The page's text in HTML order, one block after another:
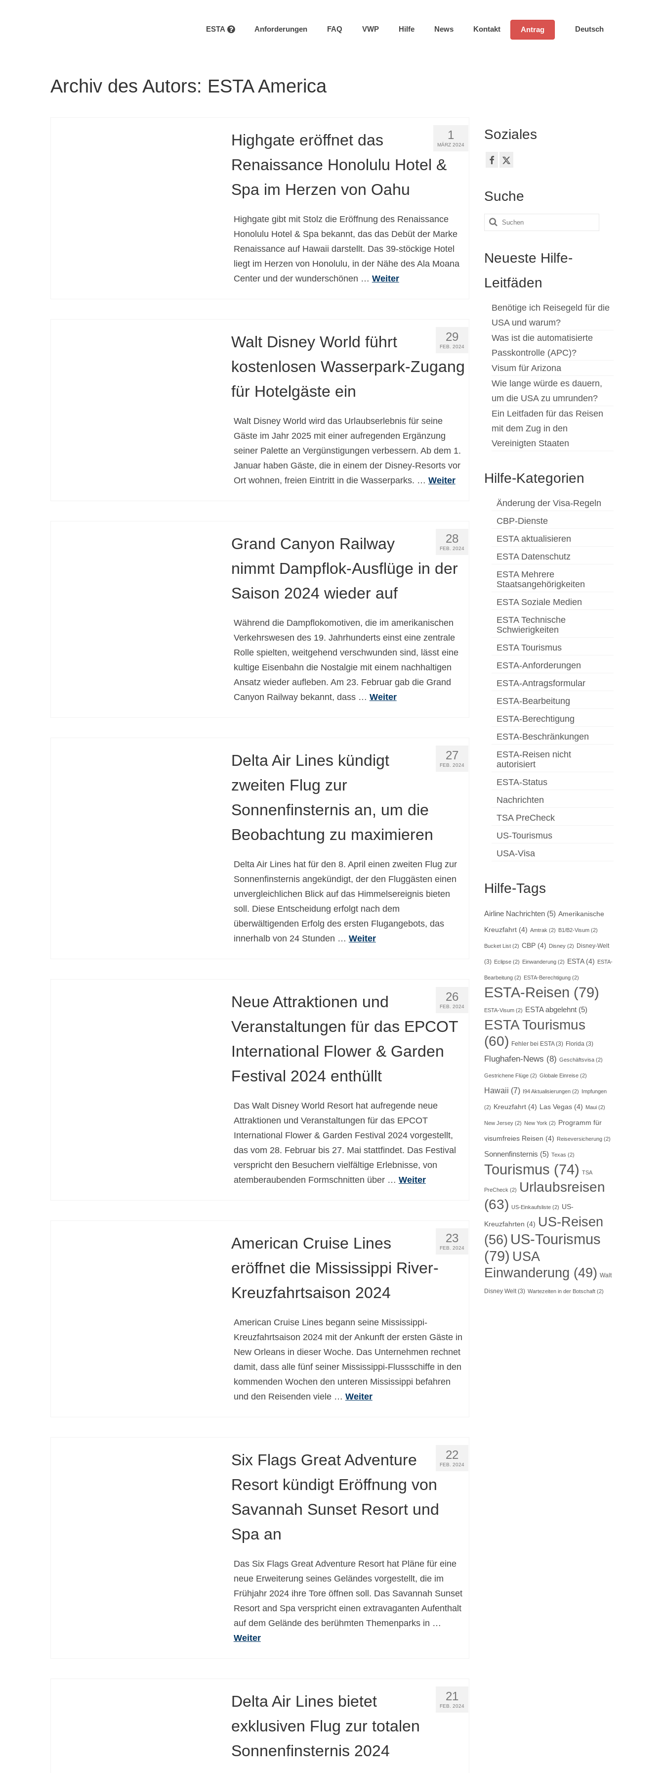
ESTA Anforderungen FAQ VWP Hilfe News Kontakt Antrag Deutsch
Archiv des Autors: ESTA America
1
MÄRZ 2024
Highgate eröffnet das
Renaissance Honolulu Hotel &
Spa im Herzen von Oahu
Highgate gibt mit Stolz die Eröffnung des Renaissance
Honolulu Hotel & Spa bekannt, das das Debüt der Marke
Renaissance auf Hawaii darstellt. Das 39-stöckige Hotel
liegt im Herzen von Honolulu, in der Nähe des Ala Moana
Center und der wunderschönen … Weiter
29
FEB. 2024
Walt Disney World führt
kostenlosen Wasserpark-Zugang
für Hotelgäste ein
Walt Disney World wird das Urlaubserlebnis für seine
Gäste im Jahr 2025 mit einer aufregenden Ergänzung
seiner Palette an Vergünstigungen verbessern. Ab dem 1.
Januar haben Gäste, die in einem der Disney-Resorts vor
Ort wohnen, freien Eintritt in die Wasserparks. … Weiter
28
FEB. 2024
Grand Canyon Railway
nimmt Dampflok-Ausflüge in der
Saison 2024 wieder auf
Während die Dampflokomotiven, die im amerikanischen
Verkehrswesen des 19. Jahrhunderts einst eine zentrale
Rolle spielten, weitgehend verschwunden sind, lässt eine
kultige Eisenbahn die Nostalgie mit einem nachhaltigen
Ansatz wieder aufleben. Am 23. Februar gab die Grand
Canyon Railway bekannt, dass … Weiter
27
FEB. 2024
Delta Air Lines kündigt
zweiten Flug zur
Sonnenfinsternis an, um die
Beobachtung zu maximieren
Delta Air Lines hat für den 8. April einen zweiten Flug zur
Sonnenfinsternis angekündigt, der den Fluggästen einen
unvergleichlichen Blick auf das Himmelsereignis bieten
soll. Diese Entscheidung erfolgt nach dem
überwältigenden Erfolg des ersten Flugangebots, das
innerhalb von 24 Stunden … Weiter
26
FEB. 2024
Neue Attraktionen und
Veranstaltungen für das EPCOT
International Flower & Garden
Festival 2024 enthüllt
Das Walt Disney World Resort hat aufregende neue
Attraktionen und Veranstaltungen für das EPCOT
International Flower & Garden Festival 2024 vorgestellt,
das vom 28. Februar bis 27. Mai stattfindet. Das Festival
verspricht den Besuchern vielfältige Erlebnisse, von
atemberaubenden Formschnitten über … Weiter
23
FEB. 2024
American Cruise Lines
eröffnet die Mississippi River-
Kreuzfahrtsaison 2024
American Cruise Lines begann seine Mississippi-
Kreuzfahrtsaison 2024 mit der Ankunft der ersten Gäste in
New Orleans in dieser Woche. Das Unternehmen rechnet
damit, dass alle fünf seiner Mississippi-Flussschiffe in den
kommenden Wochen den unteren Mississippi befahren
und den Reisenden viele … Weiter
22
FEB. 2024
Six Flags Great Adventure
Resort kündigt Eröffnung von
Savannah Sunset Resort und
Spa an
Das Six Flags Great Adventure Resort hat Pläne für eine
neue Erweiterung seines Geländes vorgestellt, die im
Frühjahr 2024 ihre Tore öffnen soll. Das Savannah Sunset
Resort and Spa verspricht einen extravaganten Aufenthalt
auf dem Gelände des berühmten Themenparks in …
Weiter
21
FEB. 2024
Delta Air Lines bietet
exklusiven Flug zur totalen
Sonnenfinsternis 2024
Soziales
Suche
Suche
Neueste Hilfe-
Leitfäden
Benötige ich Reisegeld für die
USA und warum?
Was ist die automatisierte
Passkontrolle (APC)?
Visum für Arizona
Wie lange würde es dauern,
um die USA zu umrunden?
Ein Leitfaden für das Reisen
mit dem Zug in den
Vereinigten Staaten
Hilfe-Kategorien
Änderung der Visa-Regeln
CBP-Dienste
ESTA aktualisieren
ESTA Datenschutz
ESTA Mehrere
Staatsangehörigkeiten
ESTA Soziale Medien
ESTA Technische
Schwierigkeiten
ESTA Tourismus
ESTA-Anforderungen
ESTA-Antragsformular
ESTA-Bearbeitung
ESTA-Berechtigung
ESTA-Beschränkungen
ESTA-Reisen nicht
autorisiert
ESTA-Status
Nachrichten
TSA PreCheck
US-Tourismus
USA-Visa
Hilfe-Tags
Airline Nachrichten(5) Amerikanische
Kreuzfahrt(4) Amtrak (2) B1/B2-Visum(2)
Bucket List(2) CBP(4) Disney(2) Disney-Welt
(3) Eclipse(2) Einwanderung(2) ESTA(4) ESTA-
Bearbeitung(2) ESTA-Berechtigung(2)
ESTA-Reisen (79)
ESTA-Visum(2) ESTA abgelehnt(5)
ESTA Tourismus
(60) Fehler bei ESTA(3) Florida (3)
Flughafen-News (8) Geschäftsvisa(2)
Gestrichene Flüge(2) Globale Einreise(2)
Hawaii (7) I94 Aktualisierungen(2) Impfungen
(2) Kreuzfahrt(4) Las Vegas(4) Maui(2)
New Jersey(2) New York (2) Programm für
visumfreies Reisen (4) Reiseversicherung(2)
Sonnenfinsternis (5) Texas (2)
Tourismus (74) TSA
PreCheck (2)
Urlaubsreisen
(63) US-Einkaufsliste(2) US-
Kreuzfahrten (4) US-Reisen
(56) US-Tourismus
(79) USA
Einwanderung (49) Walt
Disney Welt(3) Wartezeiten in der Botschaft(2)